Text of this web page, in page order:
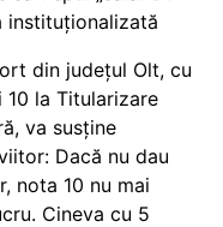
instituționalizată
din județul Olt, cu
la Titularizare
va susține
Dacă nu dau
nota 10 nu mai
Cineva cu 5